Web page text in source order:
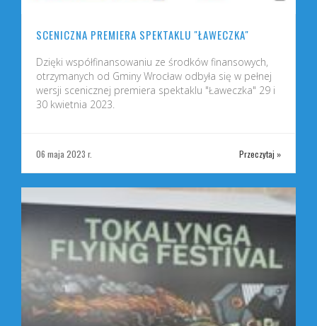
SCENICZNA PREMIERA SPEKTAKLU "ŁAWECZKA"
Dzięki współfinansowaniu ze środków finansowych,
otrzymanych od Gminy Wrocław odbyła się w pełnej
wersji scenicznej premiera spektaklu "Ławeczka" 29 i
30 kwietnia 2023.
06 maja 2023 r. Przeczytaj »